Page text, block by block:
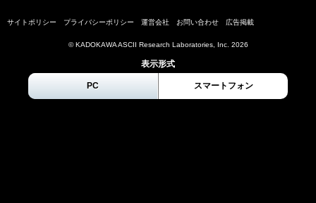
サイトポリシー プライバシーポリシー 運営会社 お問い合わせ 広告掲載
© KADOKAWA ASCII Research Laboratories, Inc. 2026
表示形式
PC スマートフォン